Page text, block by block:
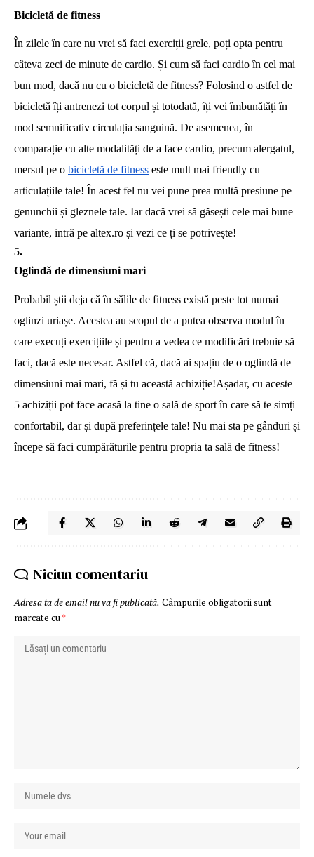
Bicicletă de fitness
În zilele în care nu vrei să faci exerciții grele, poți opta pentru
câteva zeci de minute de cardio. Și cum să faci cardio în cel mai
bun mod, dacă nu cu o bicicletă de fitness? Folosind o astfel de
bicicletă îți antrenezi tot corpul și totodată, îți vei îmbunătăți în
mod semnificativ circulația sanguină. De asemenea, în
comparație cu alte modalități de a face cardio, precum alergatul,
mersul pe o bicicletă de fitness este mult mai friendly cu
articulațiile tale! În acest fel nu vei pune prea multă presiune pe
genunchii și gleznele tale. Iar dacă vrei să găsești cele mai bune
variante, intră pe altex.ro și vezi ce ți se potrivește!
Oglindă de dimensiuni mari
Probabil știi deja că în sălile de fitness există peste tot numai
oglinzi uriașe. Acestea au scopul de a putea observa modul în
care execuți exercițiile și pentru a vedea ce modificări trebuie să
faci, dacă este necesar. Astfel că, dacă ai spațiu de o oglindă de
dimensiuni mai mari, fă și tu această achiziție!Așadar, cu aceste
5 achiziții pot face acasă la tine o sală de sport în care să te simți
confortabil, dar și după preferințele tale! Nu mai sta pe gânduri și
începe să faci cumpărăturile pentru propria ta sală de fitness!
Niciun comentariu
Adresa ta de email nu va fi publicată. Câmpurile obligatorii sunt
marcate cu*